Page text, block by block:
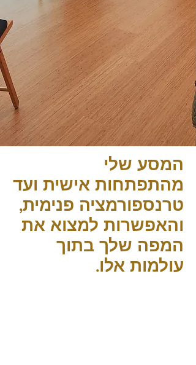
המסע שלי
מהתפתחות אישית ועד
טרנספורמציה פנימית,
והאפשרות למצוא את
המפה שלך בתוך
עולמות אלו.